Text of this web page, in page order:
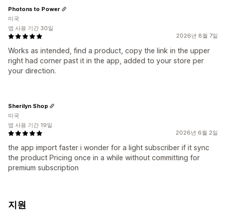
2026년 8월 7일
Works as intended, find a product, copy the link in the upper
right had corner past it in the app, added to your store per
your direction.
Photons to Power
미국
앱 사용 기간 30일
2026년 6월 2일
the app import faster i wonder for a light subscriber if it sync
the product Pricing once in a while without committing for
premium subscription
Sherilyn Shop
미국
앱 사용 기간 19일
지원